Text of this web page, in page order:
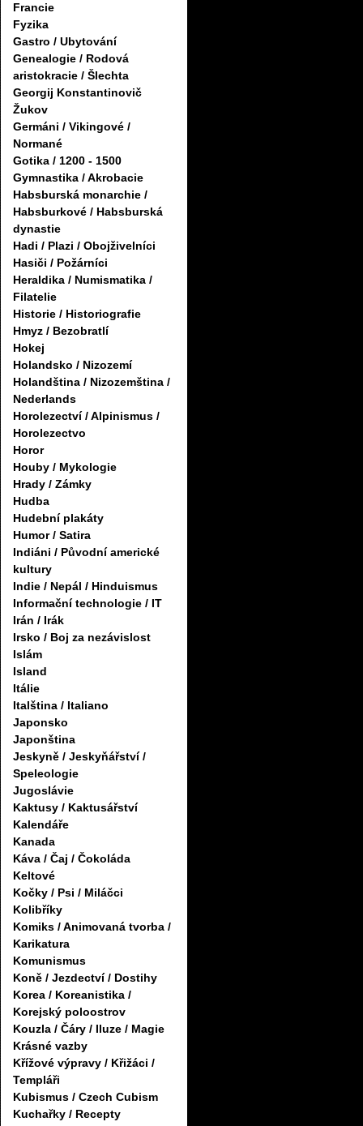
Francie
Fyzika
Gastro / Ubytování
Genealogie / Rodová
aristokracie / Šlechta
Georgij Konstantinovič
Žukov
Germáni / Vikingové /
Normané
Gotika / 1200 - 1500
Gymnastika / Akrobacie
Habsburská monarchie /
Habsburkové / Habsburská
dynastie
Hadi / Plazi / Obojživelníci
Hasiči / Požárníci
Heraldika / Numismatika /
Filatelie
Historie / Historiografie
Hmyz / Bezobratlí
Hokej
Holandsko / Nizozemí
Holandština / Nizozemština /
Nederlands
Horolezectví / Alpinismus /
Horolezectvo
Horor
Houby / Mykologie
Hrady / Zámky
Hudba
Hudební plakáty
Humor / Satira
Indiáni / Původní americké
kultury
Indie / Nepál / Hinduismus
Informační technologie / IT
Irán / Irák
Irsko / Boj za nezávislost
Islám
Island
Itálie
Italština / Italiano
Japonsko
Japonština
Jeskyně / Jeskyňářství /
Speleologie
Jugoslávie
Kaktusy / Kaktusářství
Kalendáře
Kanada
Káva / Čaj / Čokoláda
Keltové
Kočky / Psi / Miláčci
Kolibříky
Komiks / Animovaná tvorba /
Karikatura
Komunismus
Koně / Jezdectví / Dostihy
Korea / Koreanistika /
Korejský poloostrov
Kouzla / Čáry / Iluze / Magie
Krásné vazby
Křížové výpravy / Křižáci /
Templáři
Kubismus / Czech Cubism
Kuchařky / Recepty